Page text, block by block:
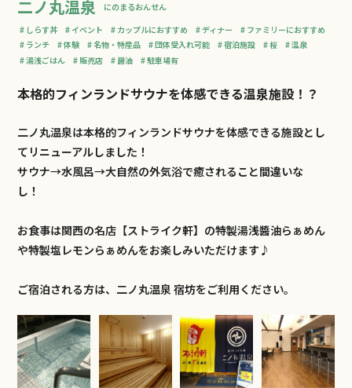
二ノ丸温泉
にのまるおんせん
しらす丼
イベント カップルにおすすめ ディナー
ファミリーにおすすめ
ランチ
体験 名物・特産品 団体受入れ可能 宿泊施設 桜
温泉
湯浅ごはん
販売店 醤油 駐車場有
本格的フィンランドサウナを体感できる温泉施設！？
二ノ丸温泉は本格的フィンランドサウナを体感できる施設とし
てリニューアルしました！
サウナ→水風呂→大自然の外気浴で癒されること間違いな
し！
お食事は関西の名店【ストライク軒】の特製湯浅醬油らぁめん
や特製塩レモンらぁめんをお楽しみいただけます♪
ご宿泊される方は、二ノ丸温泉 宿坊をご利用ください。